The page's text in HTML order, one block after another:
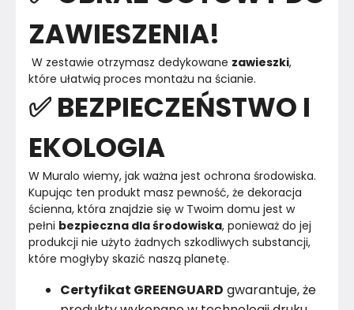
ZAWIESZENIA!
W zestawie otrzymasz dedykowane zawieszki,
które ułatwią proces montażu na ścianie.
✅ BEZPIECZEŃSTWO I
EKOLOGIA
W Muralo wiemy, jak ważna jest ochrona środowiska.
Kupując ten produkt masz pewność, że dekoracja
ścienna, która znajdzie się w Twoim domu jest w
pełni bezpieczna dla środowiska, ponieważ do jej
produkcji nie użyto żadnych szkodliwych substancji,
Certyfikat GREENGUARD gwarantuje, że